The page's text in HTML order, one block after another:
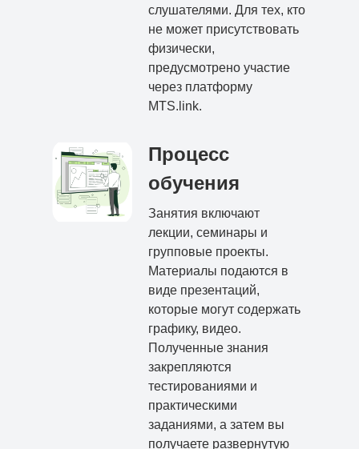
слушателями. Для тех, кто
не может присутствовать
физически,
предусмотрено участие
через платформу
MTS.link.
Процесс
обучения
Занятия включают
лекции, семинары и
групповые проекты.
Материалы подаются в
виде презентаций,
которые могут содержать
графику, видео.
Полученные знания
закрепляются
тестированиями и
практическими
заданиями, а затем вы
получаете развернутую